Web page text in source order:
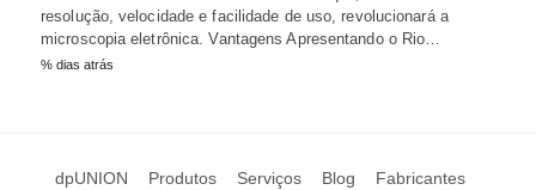
resolução, velocidade e facilidade de uso, revolucionará a
microscopia eletrônica. Vantagens Apresentando o Rio…
% dias atrás
dpUNION Produtos Serviços Blog Fabricantes